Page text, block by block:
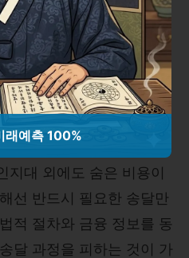
지대 외에도 숨은 비용이
선 반드시 필요한 송달만
적 절차와 금융 정보를 동
달 과정을 피하는 것이 가
래예측 100%